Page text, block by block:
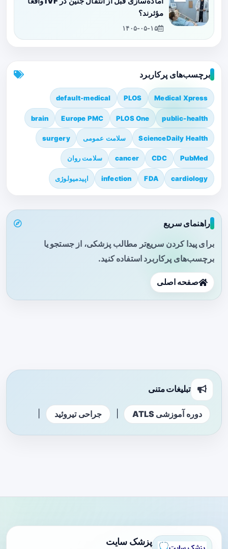
مؤثرند؟
۱۴۰۵-۰۵-۱۵
برچسب‌های پرکاربرد
Medical Xpress
PLOS
default-medical
public-health
PLOS One
Europe PMC
brain
ScienceDaily Health سلامت عمومی surgery
PubMed
CDC
cancer سلامت روان
cardiology
FDA
infection اپیدمیولوژی
راهنمای سریع
برای پیدا کردن سریع‌تر مطالب پزشکی، از جستجو یا
برچسب‌های پرکاربرد استفاده کنید.
صفحه اصلی
تبلیغات متنی
دوره آموزشی ATLS جراحی تیروئید
پزشک سایت